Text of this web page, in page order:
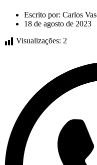
Escrito por: Carlos
18 de agosto de 2023
Visualizações: 2